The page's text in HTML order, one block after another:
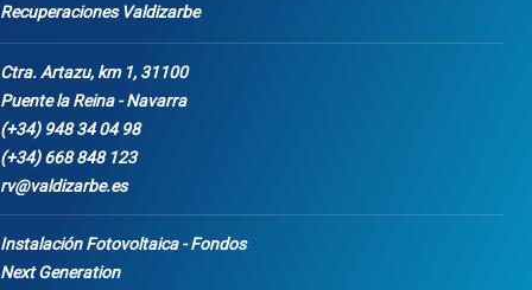
Recuperaciones Valdizarbe
Ctra. Artazu, km 1, 31100
Puente la Reina - Navarra
(+34) 948 34 04 98
(+34) 668 848 123
rv@valdizarbe.es
Instalación Fotovoltaica - Fondos
Next Generation